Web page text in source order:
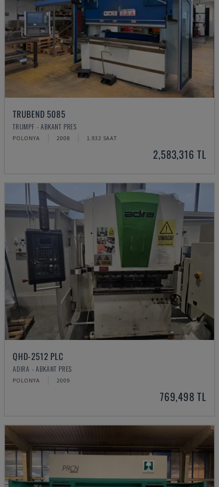
TRUBEND 5085
TRUMPF - ABKANT PRES
POLONYA 2008 1.932 SAAT
2,583,316 TL
QHD-2512 PLC
ADIRA - ABKANT PRES
POLONYA 2009
769,498 TL